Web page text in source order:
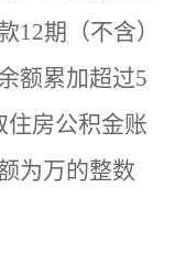
12期（不含）
额累加超过5
住房公积金账
为万的整数